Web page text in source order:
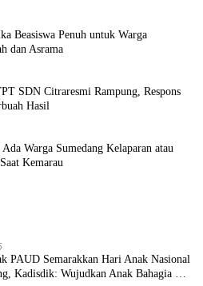
Beasiswa Penuh untuk Warga
dan Asrama
SDN Citraresmi Rampung, Respons
Hasil
Warga Sumedang Kelaparan atau
Kemarau
PAUD Semarakkan Hari Anak Nasional
Kadisdik: Wujudkan Anak Bahagia dan